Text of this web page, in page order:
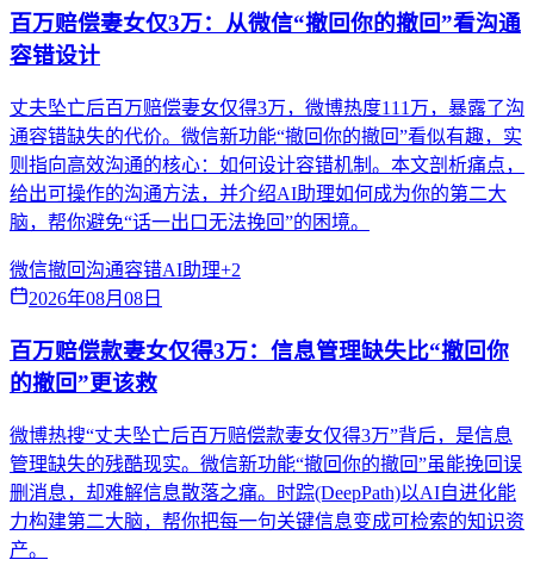
百万赔偿妻女仅3万：从微信“撤回你的撤回”看沟通
容错设计
丈夫坠亡后百万赔偿妻女仅得3万，微博热度111万，暴露了沟
通容错缺失的代价。微信新功能“撤回你的撤回”看似有趣，实
则指向高效沟通的核心：如何设计容错机制。本文剖析痛点，
给出可操作的沟通方法，并介绍AI助理如何成为你的第二大
脑，帮你避免“话一出口无法挽回”的困境。
微信撤回沟通容错AI助理+2
2026年08月08日
百万赔偿款妻女仅得3万：信息管理缺失比“撤回你
的撤回”更该救
微博热搜“丈夫坠亡后百万赔偿款妻女仅得3万”背后，是信息
管理缺失的残酷现实。微信新功能“撤回你的撤回”虽能挽回误
删消息，却难解信息散落之痛。时踪(DeepPath)以AI自进化能
力构建第二大脑，帮你把每一句关键信息变成可检索的知识资
产。